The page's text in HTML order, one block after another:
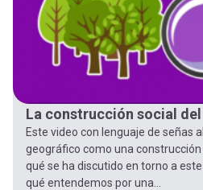
La construcción social
Este video con lenguaje de señas
geográfico como una construcción
qué se ha discutido en torno a
qué entendemos por una...